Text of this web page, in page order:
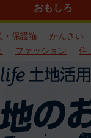
おもしろ
・保護猫 かんさい
ファッション 住